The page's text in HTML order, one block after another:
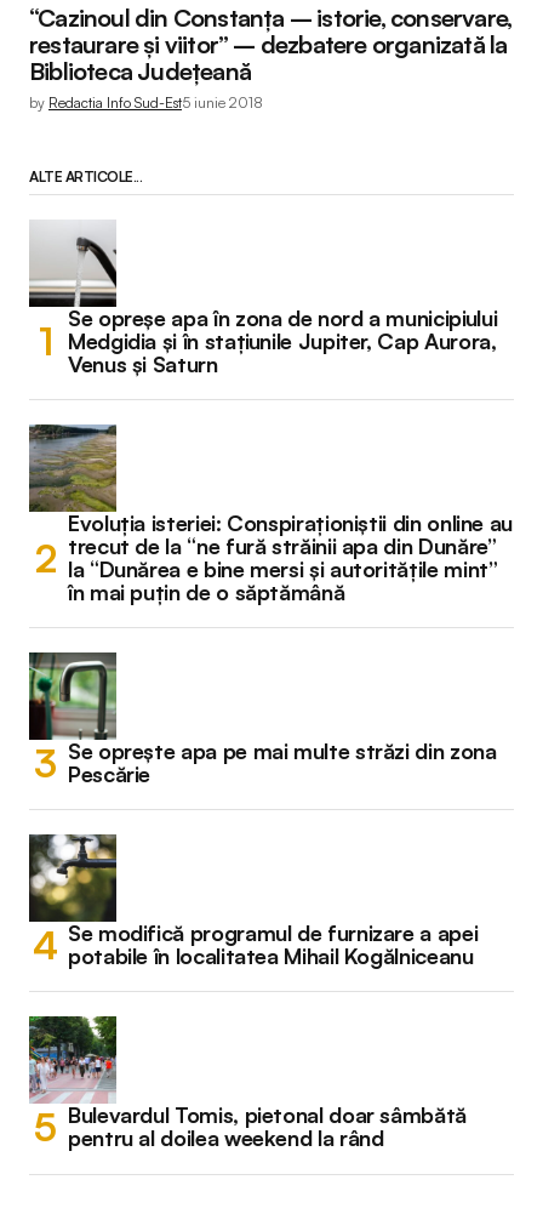
“Cazinoul din Constanța – istorie, conservare,
restaurare și viitor” – dezbatere organizată la
Biblioteca Județeană
by Redactia Info Sud-Est5 iunie 2018
ALTE ARTICOLE...
Se opreșe apa în zona de nord a municipiului
Medgidia și în stațiunile Jupiter, Cap Aurora,
Venus și Saturn
Evoluția isteriei: Conspiraționiștii din online au
trecut de la “ne fură străinii apa din Dunăre”
la “Dunărea e bine mersi și autoritățile mint”
în mai puțin de o săptămână
Se oprește apa pe mai multe străzi din zona
Pescărie
Se modifică programul de furnizare a apei
potabile în localitatea Mihail Kogălniceanu
Bulevardul Tomis, pietonal doar sâmbătă
pentru al doilea weekend la rând